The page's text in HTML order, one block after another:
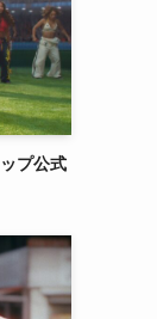
プ公式